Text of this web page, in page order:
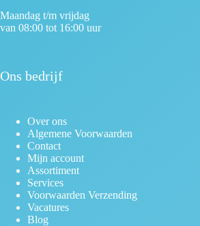
Maandag t/m vrijdag
van 08:00 tot 16:00 uur
Ons bedrijf
Over ons
Algemene Voorwaarden
Contact
Mijn account
Assortiment
Services
Voorwaarden Verzending
Vacatures
Blog